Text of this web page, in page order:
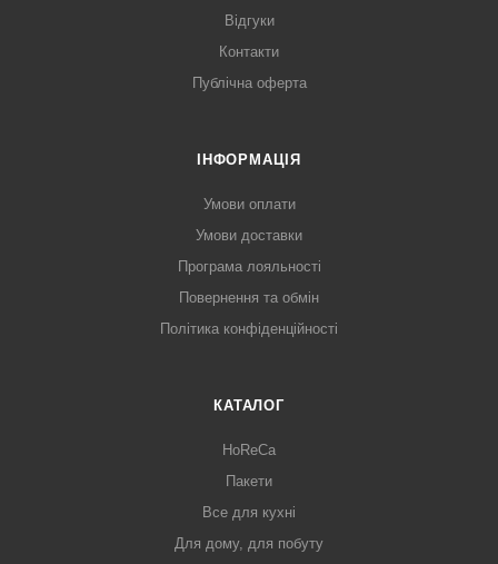
Відгуки
Контакти
Публічна оферта
ІНФОРМАЦІЯ
Умови оплати
Умови доставки
Програма лояльності
Повернення та обмін
Політика конфіденційності
КАТАЛОГ
HoReCa
Пакети
Все для кухні
Для дому, для побуту